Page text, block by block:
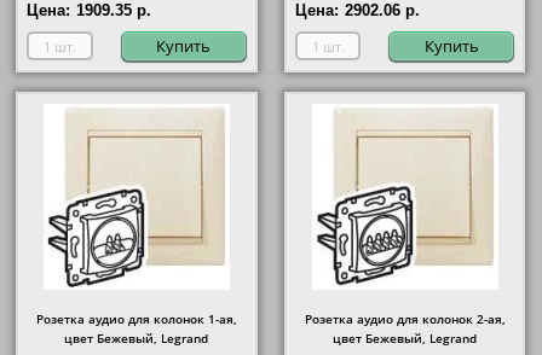
Цена: 1909.35 р.
Купить
Цена: 2902.06 р.
Купить
Розетка аудио для колонок 1-ая,
цвет Бежевый, Legrand
Розетка аудио для колонок 2-ая,
цвет Бежевый, Legrand